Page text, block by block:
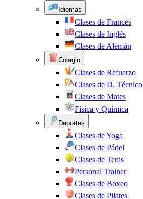
Idiomas
Clases de Francés
Clases de Inglés
Clases de Alemán
Colegio
Clases de Refuerzo
Clases de D. Técnico
Clases de Mates
Física y Química
Deportes
Clases de Yoga
Clases de Pádel
Clases de Tenis
Personal Trainer
Clases de Boxeo
Clases de Pilates